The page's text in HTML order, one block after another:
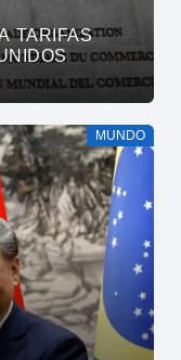
TARIFAS
MUNDO